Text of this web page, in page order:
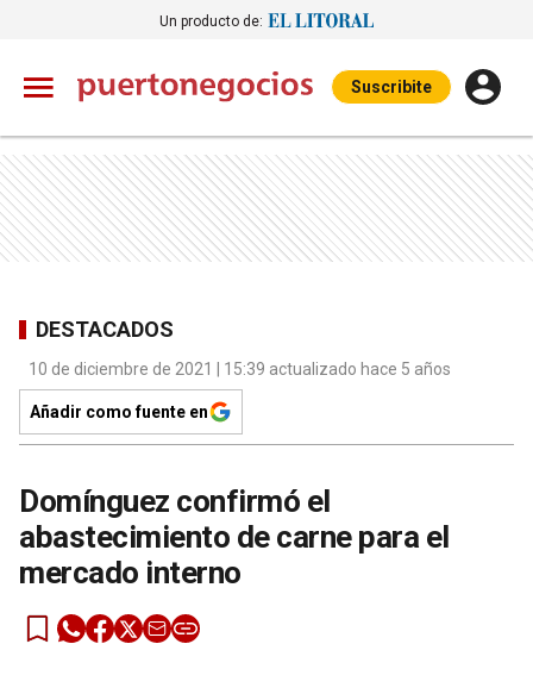
Un producto de:
Suscribite
DESTACADOS
10 de diciembre de 2021 | 15:39 actualizado hace 5 años
Añadir como fuente en
Domínguez confirmó el
abastecimiento de carne para el
mercado interno